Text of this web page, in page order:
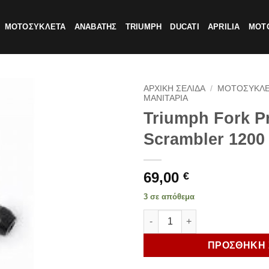
ΜΟΤΟΣΥΚΛΕΤΑ ΑΝΑΒΑΤΗΣ TRIUMPH DUCATI APRILIA
ΑΡΧΙΚΗ ΣΕΛΙΔΑ /
ΜΑΝΙΤΑΡΙΑ
Triumph Fork
Scrambler
69,00 €
3 σε απόθεμα
Triumph Fork Protectors
ΠΡΟΣΘΗΚΗ